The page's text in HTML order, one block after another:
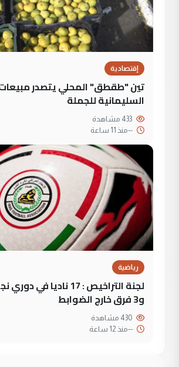
إقتصادية
تين "طقطق" المحلي يتصدر
السليمانية للجملة
--منذ 11 ساعة
رياضية
لجنة التراخيص : 17 ناديا
و3 فرق خارج الضوابط
--منذ 12 ساعة